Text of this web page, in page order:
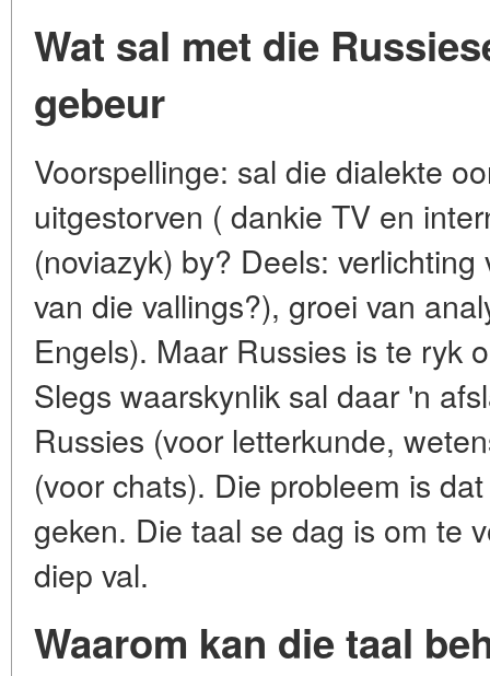
Wat sal met die
gebeur
Voorspellinge: sal die dialekte
uitgestorven ( dankie TV en
(noviazyk) by? Deels:
van die vallings?), groei van
Engels). Maar Russies is te ryk
Slegs waarskynlik sal daar 'n
Russies (voor letterkunde,
(voor chats). Die probleem is
geken. Die taal se dag is om te
diep val.
Waarom kan die taal